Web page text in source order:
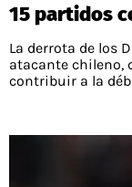
15 partidos
La derrota de los
atacante chileno,
contribuir a la